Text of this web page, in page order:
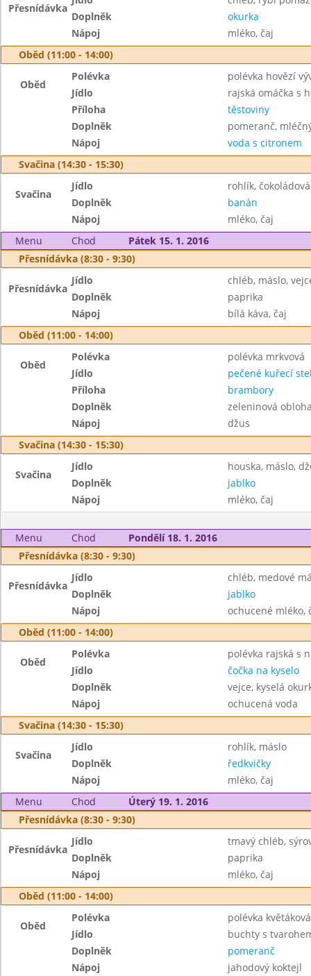
Přesnídávka
Doplněk
okurka
Nápoj
mléko, čaj
Oběd (11:00 - 14:00)
Oběd
Polévka
polévka hovězí
Jídlo
rajská omáčka s
Příloha
těstoviny
Doplněk
pomeranč,
Nápoj
voda s citronem
Svačina (14:30 - 15:30)
Svačina
Jídlo
rohlík,
Doplněk
banán
Nápoj
mléko, čaj
Menu
Chod
Pátek 15. 1. 2016
Přesnídávka (8:30 - 9:30)
Přesnídávka
Jídlo
chléb, máslo,
Doplněk
paprika
Nápoj
bílá káva, čaj
Oběd (11:00 - 14:00)
Oběd
Polévka
polévka mrkvová
Jídlo
pečené kuřecí
Příloha
brambory
Doplněk
zeleninová
Nápoj
džus
Svačina (14:30 - 15:30)
Svačina
Jídlo
houska, máslo,
Doplněk
jablko
Nápoj
mléko, čaj
Menu Chod
Pondělí 18. 1. 2016
Přesnídávka (8:30 - 9:30)
Přesnídávka
Jídlo
chléb, medové
Doplněk
jablko
Nápoj
ochucené mléko,
Oběd (11:00 - 14:00)
Oběd
Polévka
polévka rajská s
Jídlo
čočka na kyselo
Doplněk
vejce, kyselá
Nápoj
ochucená voda
Svačina (14:30 - 15:30)
Svačina
Jídlo
rohlík, máslo
Doplněk
ředkvičky
Nápoj
mléko, čaj
Menu
Chod
Úterý 19. 1. 2016
Přesnídávka (8:30 - 9:30)
Přesnídávka
Jídlo
tmavý chléb,
Doplněk
paprika
Nápoj
mléko, čaj
Oběd (11:00 - 14:00)
Oběd
Polévka
polévka květáková
Jídlo
buchty s
Doplněk
pomeranč
Nápoj
jahodový koktejl